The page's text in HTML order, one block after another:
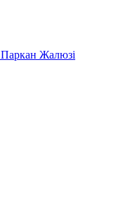
Паркан Жалюзі